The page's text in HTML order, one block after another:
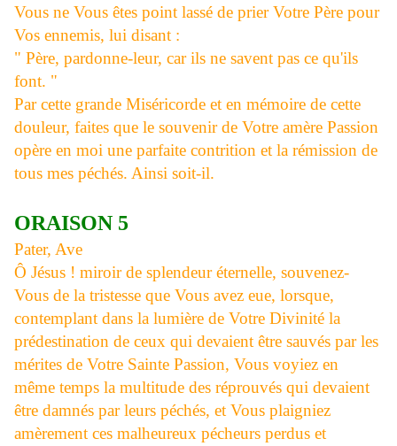
Vous ne Vous êtes point lassé de prier Votre Père pour
Vos ennemis, lui disant :
" Père, pardonne-leur, car ils ne savent pas ce qu'ils
font. "
Par cette grande Miséricorde et en mémoire de cette
douleur, faites que le souvenir de Votre amère Passion
opère en moi une parfaite contrition et la rémission de
tous mes péchés. Ainsi soit-il.
ORAISON 5
Pater, Ave
Ô Jésus ! miroir de splendeur éternelle, souvenez-
Vous de la tristesse que Vous avez eue, lorsque,
contemplant dans la lumière de Votre Divinité la
prédestination de ceux qui devaient être sauvés par les
mérites de Votre Sainte Passion, Vous voyiez en
même temps la multitude des réprouvés qui devaient
être damnés par leurs péchés, et Vous plaigniez
amèrement ces malheureux pécheurs perdus et